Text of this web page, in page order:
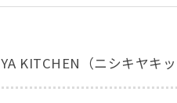
KITCHEN（ニシキヤキッ